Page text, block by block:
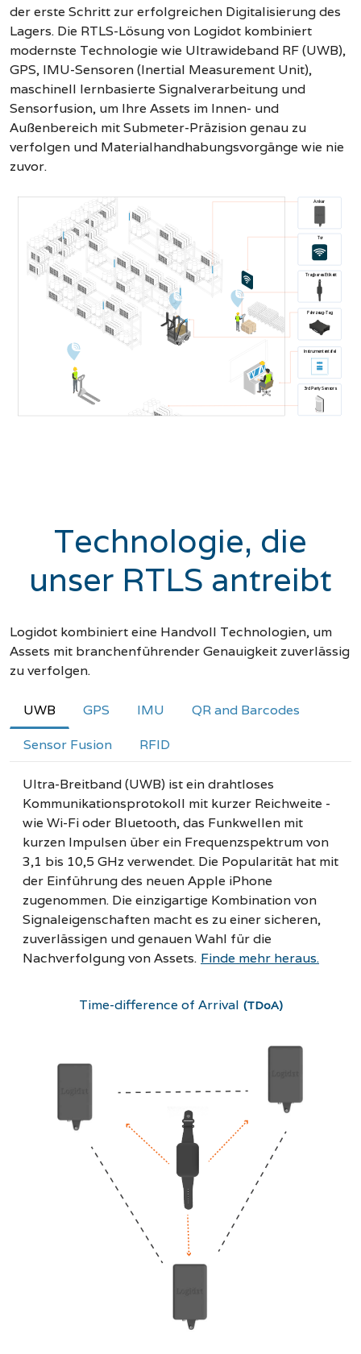
der erste Schritt zur erfolgreichen Digitalisierung des
Lagers. Die RTLS-Lösung von Logidot kombiniert
modernste Technologie wie Ultrawideband RF (UWB),
GPS, IMU-Sensoren (Inertial Measurement Unit),
maschinell lernbasierte Signalverarbeitung und
Sensorfusion, um Ihre Assets im Innen- und
Außenbereich mit Submeter-Präzision genau zu
verfolgen und Materialhandhabungsvorgänge wie nie
zuvor.
Anker
Fahrzeug-Tag
Instrumententafel
Tragbares Etikett
Tor
3rd Party Sensors
Technologie, die
unser RTLS antreibt
Logidot kombiniert eine Handvoll Technologien, um
Assets mit branchenführender Genauigkeit zuverlässig
zu verfolgen.
UWB GPS IMU QR and Barcodes
Sensor Fusion RFID
Ultra-Breitband (UWB) ist ein drahtloses
Kommunikationsprotokoll mit kurzer Reichweite -
wie Wi-Fi oder Bluetooth, das Funkwellen mit
kurzen Impulsen über ein Frequenzspektrum von
3,1 bis 10,5 GHz verwendet. Die Popularität hat mit
der Einführung des neuen Apple iPhone
zugenommen. Die einzigartige Kombination von
Signaleigenschaften macht es zu einer sicheren,
zuverlässigen und genauen Wahl für die
Nachverfolgung von Assets. Finde mehr heraus.
Time-difference of Arrival (TDoA)